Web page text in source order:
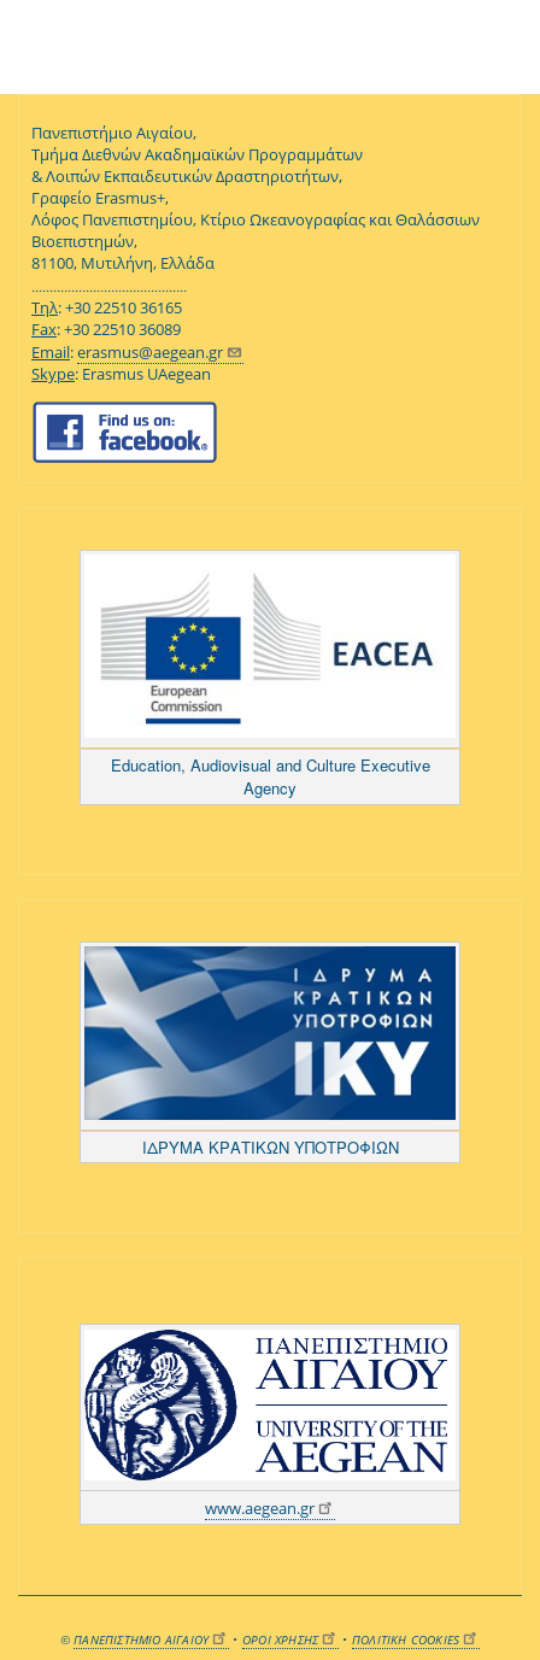
Πανεπιστήμιο Αιγαίου,
Τμήμα Διεθνών Ακαδημαϊκών Προγραμμάτων
& Λοιπών Εκπαιδευτικών Δραστηριοτήτων,
Γραφείο Erasmus+,
Λόφος Πανεπιστημίου, Κτίριο Ωκεανογραφίας και Θαλάσσιων
Βιοεπιστημών,
81100, Μυτιλήνη, Ελλάδα
...........................................
Τηλ: +30 22510 36165
Fax: +30 22510 36089
Email:erasmus@aegean.gr
Skype: Erasmus UAegean
Education, Audiovisual and Culture Executive
Agency
ΙΔΡΥΜΑ ΚΡΑΤΙΚΩΝ ΥΠΟΤΡΟΦΙΩΝ
www.aegean.gr
©ΠΑΝΕΠΙΣΤΗΜΙΟ ΑΙΓΑΙΟΥ • ΟΡΟΙ ΧΡΗΣΗΣ • ΠΟΛΙΤΙΚΗ COOKIES